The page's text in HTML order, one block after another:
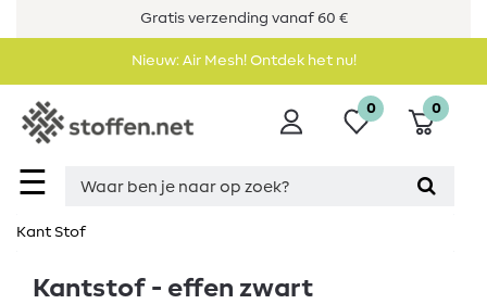
Gratis verzending vanaf 60 €
Nieuw: Air Mesh! Ontdek het nu!
☰
0 0
Kant Stof
Kantstof - effen zwart